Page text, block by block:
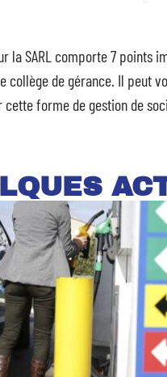
la SARL comporte 7 points
collège de gérance. Il peut
cette forme de gestion de